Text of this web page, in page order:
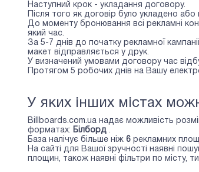
Наступний крок - укладання договору.
Після того як договір було укладено
До моменту бронювання всі рекламні
який час.
За 5-7 днів до початку рекламної
макет відправляється у друк.
У визначений умовами договору час
Протягом 5 робочих днів на Вашу
У яких інших містах
Billboards.com.ua надає можливість
форматах: Білборд .
База налічує більше ніж 6 рекламних
На сайті для Вашої зручності наявні
площин, також наявні фільтри по місту,